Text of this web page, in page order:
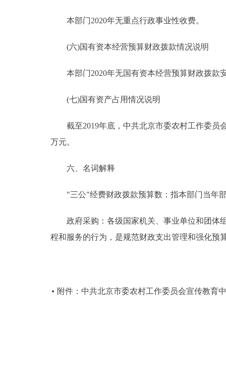
本部门2020年无重点行政事业性收费。
(六)国有资本经营预算财政拨款情况说明
本部门2020年无国有资本经营预算财政拨款
(七)国有资产占用情况说明
截至2019年底，中共北京市委农村工作委员会
万元。
六、名词解释
"三公"经费财政拨款预算数：指本部门当年部
政府采购：各级国家机关、事业单位和团体组
程和服务的行为，是规范财政支出管理和强化预
附件：中共北京市委农村工作委员会宣传教育